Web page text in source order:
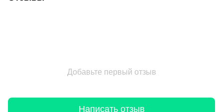
Добавьте первый отзыв
Написать отзыв